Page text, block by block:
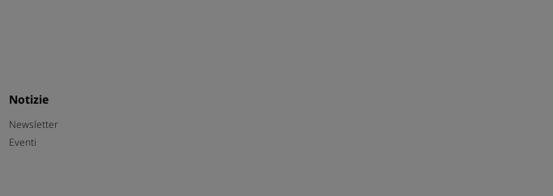
Notizie
Newsletter
Eventi